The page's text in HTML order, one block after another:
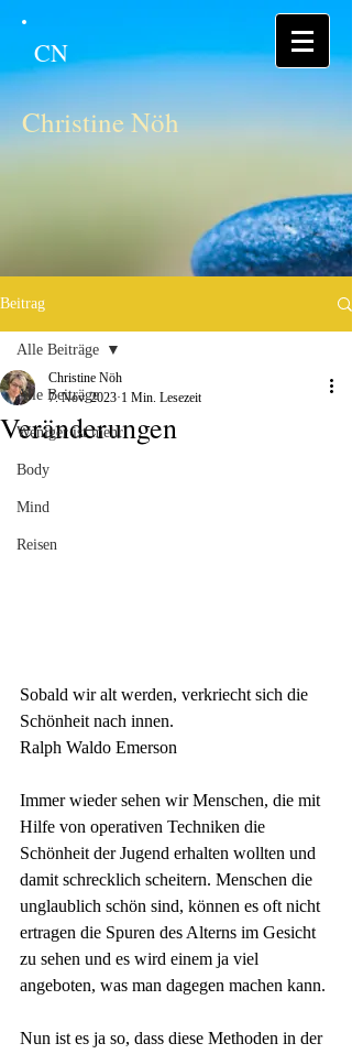
CN
Christine Nöh
Beitrag
Alle Beiträge
Weniger ist mehr
Body
Mind
Reisen
Alle Beiträge
Veränderungen
Christine Nöh
7. Nov. 2023 1 Min. Lesezeit
Sobald wir alt werden, verkriecht sich die
Schönheit nach innen.
Ralph Waldo Emerson
Immer wieder sehen wir Menschen, die mit
Hilfe von operativen Techniken die
Schönheit der Jugend erhalten wollten und
damit schrecklich scheitern. Menschen die
unglaublich schön sind, können es oft nicht
ertragen die Spuren des Alterns im Gesicht
zu sehen und es wird einem ja viel
angeboten, was man dagegen machen kann.
Nun ist es ja so, dass diese Methoden in der